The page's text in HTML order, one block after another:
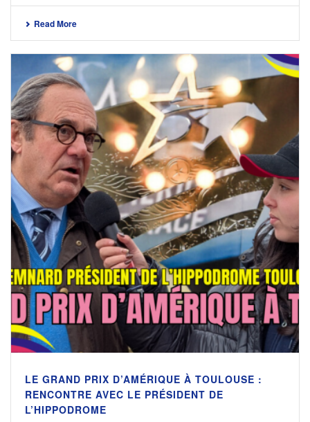
Read More
LE GRAND PRIX D’AMÉRIQUE À TOULOUSE :
RENCONTRE AVEC LE PRÉSIDENT DE
L’HIPPODROME